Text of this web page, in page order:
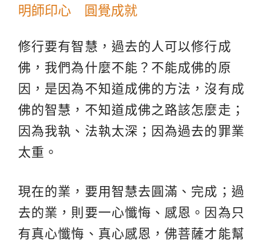
明師印心 圓覺成就
修行要有智慧，過去的人可以修行成
佛，我們為什麼不能？不能成佛的原
因，是因為不知道成佛的方法，沒有成
佛的智慧，不知道成佛之路該怎麼走；
因為我執、法執太深；因為過去的罪業
太重。
現在的業，要用智慧去圓滿、完成；過
去的業，則要一心懺悔、感恩。因為只
有真心懺悔、真心感恩，佛菩薩才能幫